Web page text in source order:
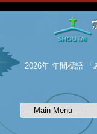
2026年 年間標語 「